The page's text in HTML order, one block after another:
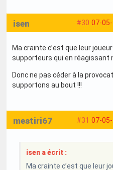
#30 07-
isen
Ma crainte c’est que leur
supporteurs qui en réagissant
Donc ne pas céder à la
supportons au bout !!!
#31 07-
mestiri67
isen a écrit :
Ma crainte c’est que leur